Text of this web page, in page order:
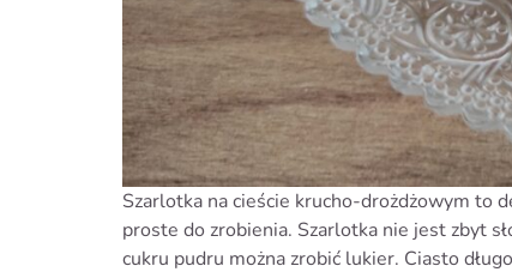
Szarlotka na cieście krucho-drożdżowym to
proste do zrobienia. Szarlotka nie jest zbyt
cukru pudru można zrobić lukier. Ciasto